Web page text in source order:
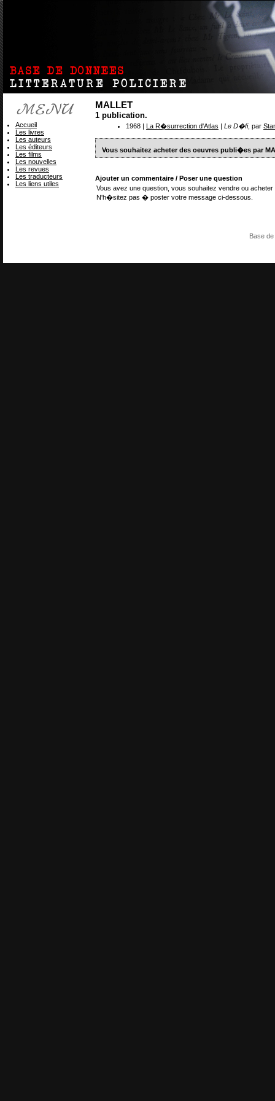
MALLET
1 publication.
1968 | La R�surrection d'Atlas | Le D�fi, par
Vous souhaitez acheter des oeuvres publi�es par
Ajouter un commentaire / Poser une question
Vous avez une question, vous souhaitez vendre ou
N'h�sitez pas � poster votre message ci-dessous.
Accueil
Les livres
Les auteurs
Les éditeurs
Les films
Les nouvelles
Les revues
Les traducteurs
Les liens utiles
Base